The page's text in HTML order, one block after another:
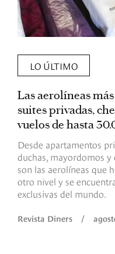
LO ÚLTIMO
Las aerolíneas
suites privadas,
vuelos de hasta
Desde apartamentos
duchas, mayordomos y
son las aerolíneas que
otro nivel y se
exclusivas del mundo.
Revista Diners /